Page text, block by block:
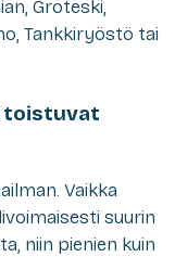
Groteski,
Tankkiryöstö tai
toistuvat
Vaikka
suurin
niin pienien kuin